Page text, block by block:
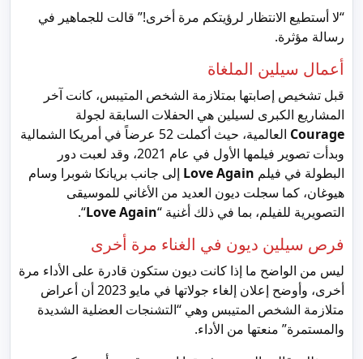
“لا أستطيع الانتظار لرؤيتكم مرة أخرى!” قالت للجماهير في
رسالة مؤثرة.
أعمال سيلين الملغاة
قبل تشخيص إصابتها بمتلازمة الشخص المتيبس، كانت آخر
المشاريع الكبرى لسيلين هي الحفلات السابقة لجولة
Courage
العالمية، حيث أكملت 52 عرضاً في أمريكا الشمالية
وبدأت تصوير فيلمها الأول في عام 2021، وقد لعبت دور
البطولة في فيلم Love Again إلى جانب بريانكا شوبرا وسام
هيوغان، كما سجلت ديون العديد من الأغاني للموسيقى
التصويرية للفيلم، بما في ذلك أغنية “Love Again
“.
فرص سيلين ديون في الغناء مرة أخرى
ليس من الواضح ما إذا كانت ديون ستكون قادرة على الأداء مرة
أخرى، وأوضح إعلان إلغاء جولاتها في مايو 2023 أن أعراض
متلازمة الشخص المتيبس وهي “التشنجات العضلية الشديدة
والمستمرة” منعتها من الأداء.